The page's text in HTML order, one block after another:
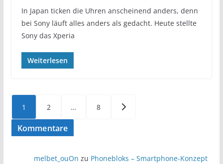
In Japan ticken die Uhren anscheinend anders, denn
bei Sony läuft alles anders als gedacht. Heute stellte
Sony das Xperia
Weiterlesen
Seitennummerierung
der
1 2 … 8
Kommentare
melbet_ouOn zu Phonebloks – Smartphone-Konzept